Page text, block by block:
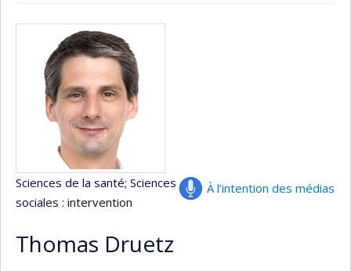
À l’intention des médias
Sciences de la santé; Sciences
sociales : intervention
Thomas Druetz